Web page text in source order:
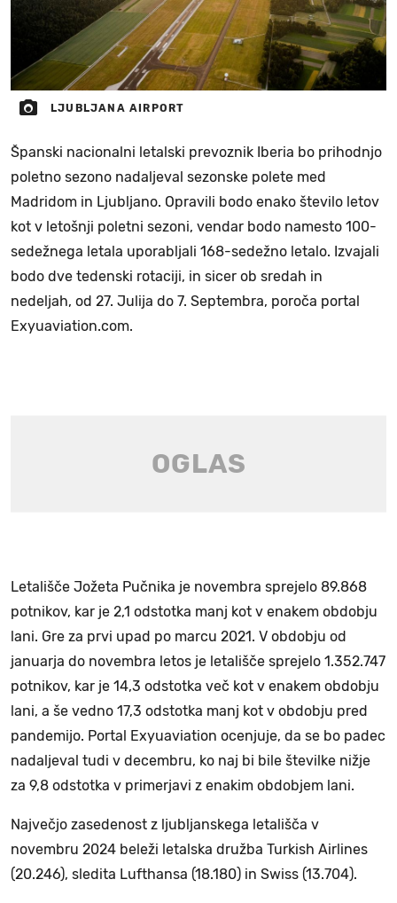
LJUBLJANA AIRPORT
Španski nacionalni letalski prevoznik Iberia bo prihodnjo
poletno sezono nadaljeval sezonske polete med
Madridom in Ljubljano. Opravili bodo enako število letov
kot v letošnji poletni sezoni, vendar bodo namesto 100-
sedežnega letala uporabljali 168-sedežno letalo. Izvajali
bodo dve tedenski rotaciji, in sicer ob sredah in
nedeljah, od 27. Julija do 7. Septembra, poroča portal
Exyuaviation.com.
Letališče Jožeta Pučnika je novembra sprejelo 89.868
potnikov, kar je 2,1 odstotka manj kot v enakem obdobju
lani. Gre za prvi upad po marcu 2021. V obdobju od
januarja do novembra letos je letališče sprejelo 1.352.747
potnikov, kar je 14,3 odstotka več kot v enakem obdobju
lani, a še vedno 17,3 odstotka manj kot v obdobju pred
pandemijo. Portal Exyuaviation ocenjuje, da se bo padec
nadaljeval tudi v decembru, ko naj bi bile številke nižje
za 9,8 odstotka v primerjavi z enakim obdobjem lani.
Največjo zasedenost z ljubljanskega letališča v
novembru 2024 beleži letalska družba Turkish Airlines
(20.246), sledita Lufthansa (18.180) in Swiss (13.704).